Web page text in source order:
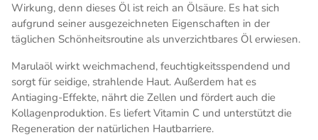
Wirkung, denn dieses Öl ist reich an Ölsäure. Es hat sich
aufgrund seiner ausgezeichneten Eigenschaften in der
täglichen Schönheitsroutine als unverzichtbares Öl erwiesen.
Marulaöl wirkt weichmachend, feuchtigkeitsspendend und
sorgt für seidige, strahlende Haut. Außerdem hat es
Antiaging-Effekte, nährt die Zellen und fördert auch die
Kollagenproduktion. Es liefert Vitamin C und unterstützt die
Regeneration der natürlichen Hautbarriere.